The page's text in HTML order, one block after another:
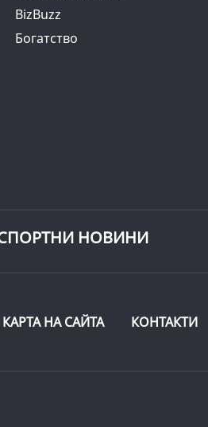
BizBuzz
Богатство
НОВИНИ
КАРТА НА САЙТА КОНТАКТИ